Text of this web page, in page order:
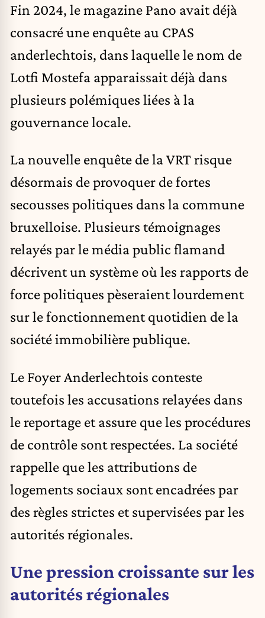
Fin 2024, le magazine Pano avait déjà
consacré une enquête au CPAS
anderlechtois, dans laquelle le nom de
Lotfi Mostefa apparaissait déjà dans
plusieurs polémiques liées à la
gouvernance locale.
La nouvelle enquête de la VRT risque
désormais de provoquer de fortes
secousses politiques dans la commune
bruxelloise. Plusieurs témoignages
relayés par le média public flamand
décrivent un système où les rapports de
force politiques pèseraient lourdement
sur le fonctionnement quotidien de la
société immobilière publique.
Le Foyer Anderlechtois conteste
toutefois les accusations relayées dans
le reportage et assure que les procédures
de contrôle sont respectées. La société
rappelle que les attributions de
logements sociaux sont encadrées par
des règles strictes et supervisées par les
autorités régionales.
Une pression croissante sur les
autorités régionales